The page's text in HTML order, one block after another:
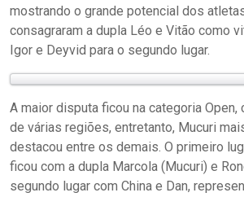
mostrando o grande potencial dos
consagraram a dupla Léo e Vitão como
Igor e Deyvid para o segundo lugar.
A maior disputa ficou na categoria
de várias regiões, entretanto, Mucuri
destacou entre os demais. O primeiro
ficou com a dupla Marcola (Mucuri) e
segundo lugar com China e Dan,